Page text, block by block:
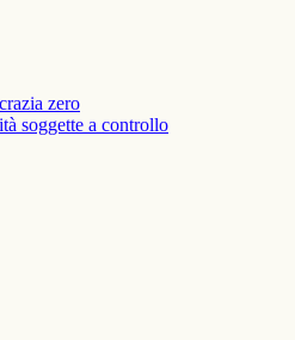
zero
soggette a controllo